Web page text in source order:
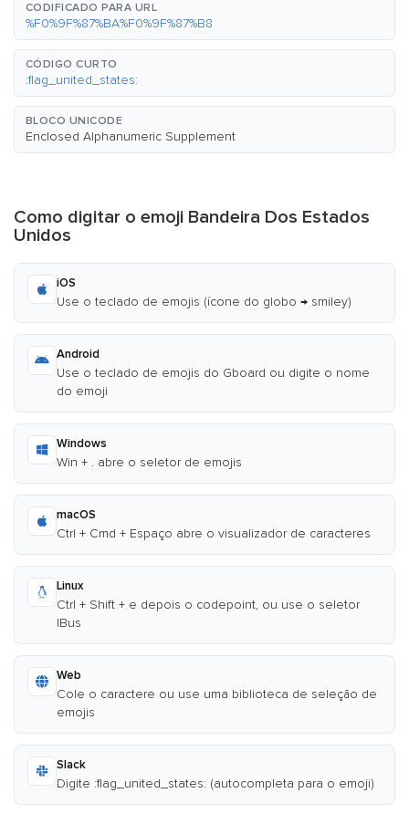
CODIFICADO PARA URL
%F0%9F%87%BA%F0%9F%87%B8
CÓDIGO CURTO
:flag_united_states:
BLOCO UNICODE
Enclosed Alphanumeric Supplement
Como digitar o emoji Bandeira Dos Estados
Unidos
iOS
Use o teclado de emojis (ícone do globo → smiley)
Android
Use o teclado de emojis do Gboard ou digite o nome
do emoji
Windows
Win + . abre o seletor de emojis
macOS
Ctrl + Cmd + Espaço abre o visualizador de caracteres
Linux
Ctrl + Shift + e depois o codepoint, ou use o seletor
IBus
Web
Cole o caractere ou use uma biblioteca de seleção de
emojis
Slack
Digite :flag_united_states: (autocompleta para o emoji)